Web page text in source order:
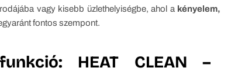
vagy kisebb üzlethelyiségbe, ahol a kényelem,
fontos szempont.
HEAT CLEAN –